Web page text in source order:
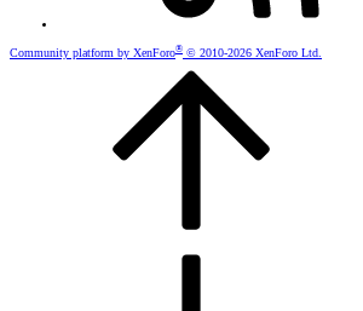
Community platform by XenForo® © 2010-2026 XenForo Ltd.